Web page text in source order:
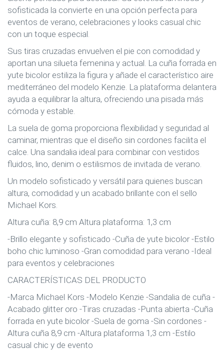
sofisticada la convierte en una opción perfecta para
eventos de verano, celebraciones y looks casual chic
con un toque especial.
Sus tiras cruzadas envuelven el pie con comodidad y
aportan una silueta femenina y actual. La cuña forrada en
yute bicolor estiliza la figura y añade el característico aire
mediterráneo del modelo Kenzie. La plataforma delantera
ayuda a equilibrar la altura, ofreciendo una pisada más
cómoda y estable.
La suela de goma proporciona flexibilidad y seguridad al
caminar, mientras que el diseño sin cordones facilita el
calce. Una sandalia ideal para combinar con vestidos
fluidos, lino, denim o estilismos de invitada de verano.
Un modelo sofisticado y versátil para quienes buscan
altura, comodidad y un acabado brillante con el sello
Michael Kors.
Altura cuña: 8,9 cm Altura plataforma: 1,3 cm
-Brillo elegante y sofisticado -Cuña de yute bicolor -Estilo
boho chic luminoso -Gran comodidad para verano -Ideal
para eventos y celebraciones
CARACTERÍSTICAS DEL PRODUCTO
-Marca Michael Kors -Modelo Kenzie -Sandalia de cuña -
Acabado glitter oro -Tiras cruzadas -Punta abierta -Cuña
forrada en yute bicolor -Suela de goma -Sin cordones -
Altura cuña 8,9 cm -Altura plataforma 1,3 cm -Estilo
casual chic y de evento